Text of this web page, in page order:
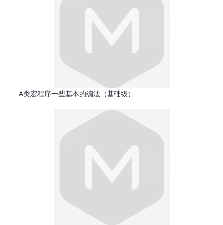
A类宏程序一些基本的编法（基础级）